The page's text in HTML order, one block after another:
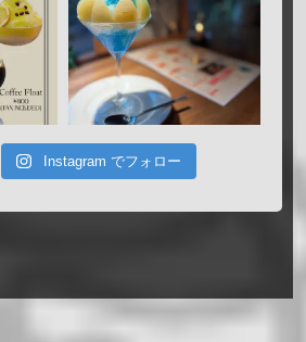
Instagram でフォロー